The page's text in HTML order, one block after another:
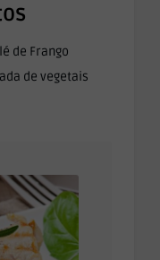
de Frango
de vegetais